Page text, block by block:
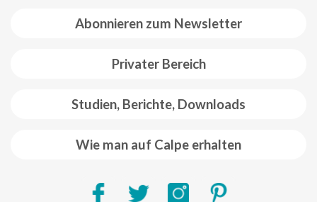
Abonnieren zum Newsletter
Privater Bereich
Studien, Berichte, Downloads
Wie man auf Calpe erhalten